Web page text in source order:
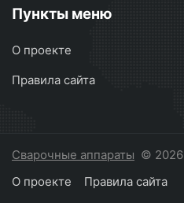
Пункты меню
О проекте
Правила сайта
Сварочные аппараты © 2026
О проекте
Правила сайта